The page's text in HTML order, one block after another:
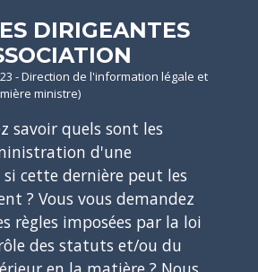
DIRIGEANTES
- Direction de l'information légale et
ministre)
savoir quels sont les
d'une
cette dernière peut les
? Vous vous demandez
règles imposées par la loi
des statuts et/ou du